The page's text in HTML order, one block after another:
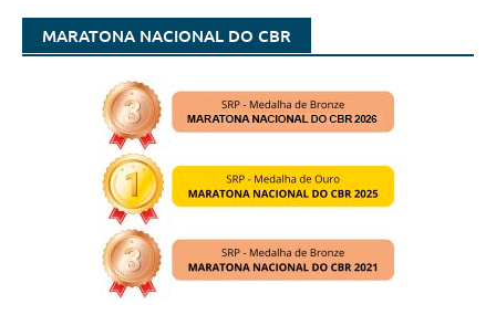
MARATONA NACIONAL DO CBR